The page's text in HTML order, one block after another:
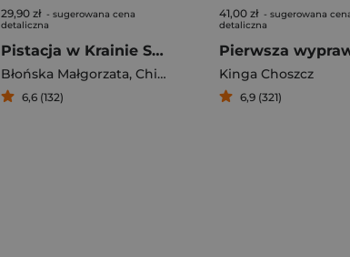
29,90 zł - sugerowana cena
detaliczna
Pistacja w Krainie Smoków Chiny inaczej
Błońska Małgorzata, Chimiak Adrian
6,6 (132)
41,00 zł - sugerowana
detaliczna
Kinga Choszcz
6,9 (321)